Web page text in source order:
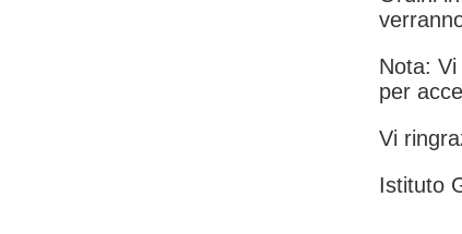
Nota:
per
Vi
Istituto